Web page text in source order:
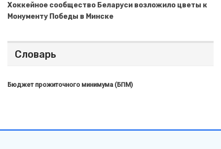
Хоккейное сообщество Беларуси возложило цветы к
Монументу Победы в Минске
Словарь
Бюджет прожиточного минимума (БПМ)